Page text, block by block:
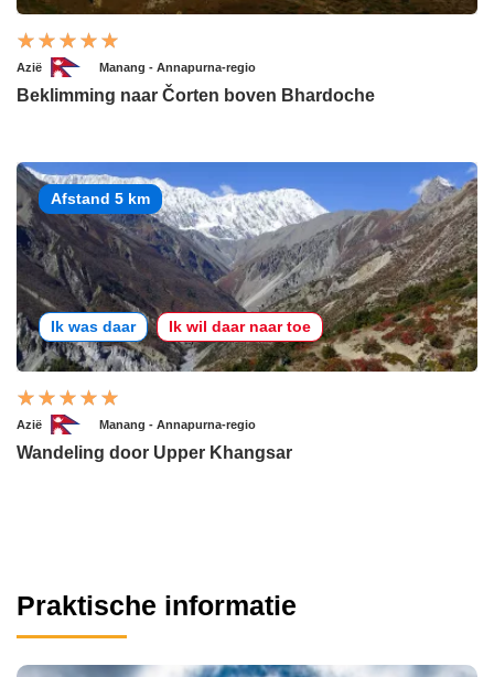
Azië Manang - Annapurna-regio
Beklimming naar Čorten boven Bhardoche
Afstand 5 km
Ik was daar Ik wil daar naar toe
Azië Manang - Annapurna-regio
Wandeling door Upper Khangsar
Praktische informatie